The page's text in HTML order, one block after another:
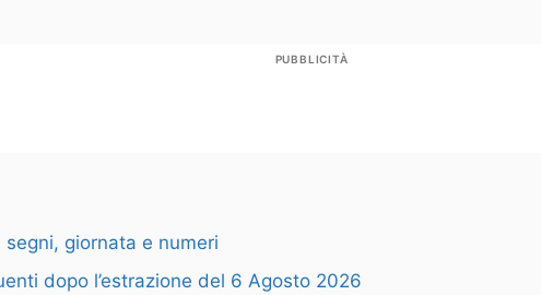
PUBBLICITÀ
giornata e numeri
dopo l’estrazione del 6 Agosto 2026